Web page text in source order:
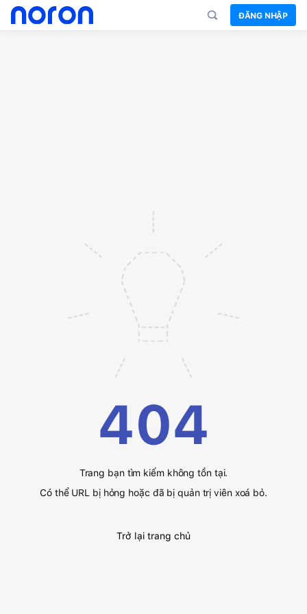
ĐĂNG NHẬP
404
Trang bạn tìm kiếm không tồn tại.
Có thể URL bị hỏng hoặc đã bị quản trị viên xoá bỏ.
Trở lại trang chủ